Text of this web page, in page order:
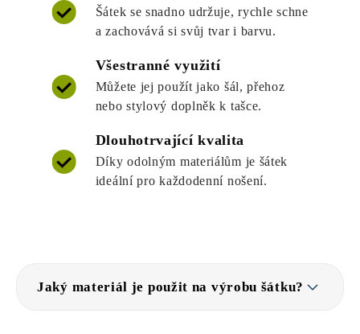
Šátek se snadno udržuje, rychle schne
a zachovává si svůj tvar i barvu.
Všestranné využití
Můžete jej použít jako šál, přehoz
nebo stylový doplněk k tašce.
Dlouhotrvající kvalita
Díky odolným materiálům je šátek
ideální pro každodenní nošení.
Jaký materiál je použit na výrobu šátku?